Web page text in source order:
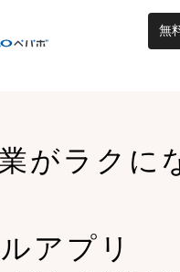
無
がラクに
アプリ